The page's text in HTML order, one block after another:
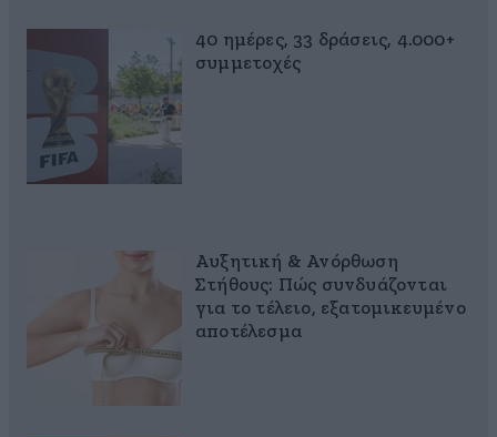
40 ημέρες, 33 δράσεις, 4.000+
συμμετοχές
Αυξητική & Ανόρθωση
Στήθους: Πώς συνδυάζονται
για το τέλειο, εξατομικευμένο
αποτέλεσμα